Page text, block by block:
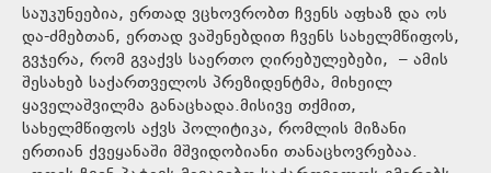
საუკუნეებია, ერთად ვცხოვრობთ ჩვენს აფხაზ და ოს
და-ძმებთან, ერთად ვაშენებდით ჩვენს სახელმწიფოს,
გვჯერა, რომ გვაქვს საერთო ღირებულებები, – ამის
შესახებ საქართველოს პრეზიდენტმა, მიხეილ
ყაველაშვილმა განაცხადა.მისივე თქმით,
სახელმწიფოს აქვს პოლიტიკა, რომლის მიზანი
ერთიან ქვეყანაში მშვიდობიანი თანაცხოვრებაა.